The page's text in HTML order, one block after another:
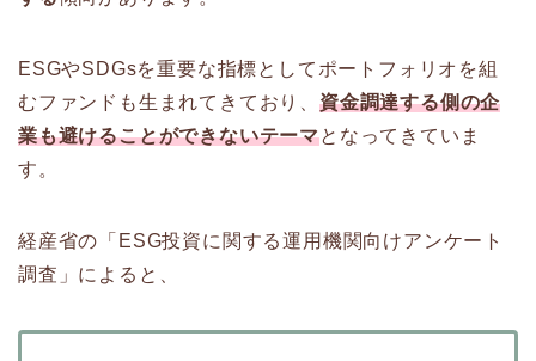
ESGやSDGsを重要な指標としてポートフォリオを組
むファンドも生まれてきており、 資金調達する側の企
業も避けることができないテーマとなってきていま
す。
経産省の「ESG投資に関する運用機関向けアンケート
調査」によると、